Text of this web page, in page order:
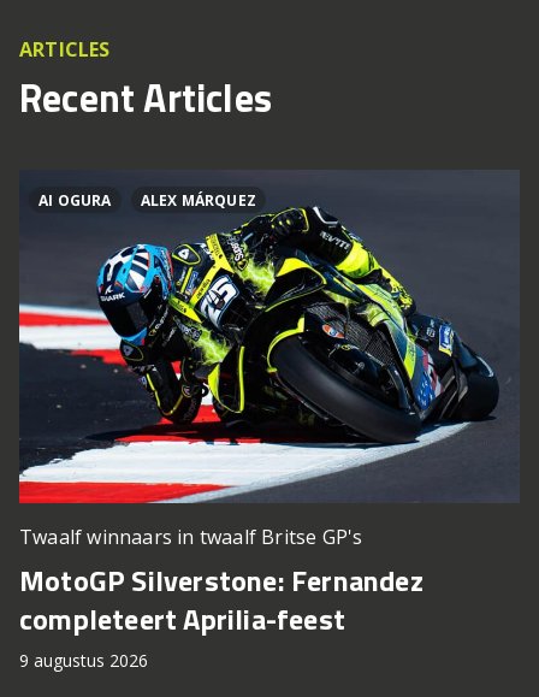
ARTICLES
Recent Articles
AI OGURA ALEX MÁRQUEZ
Twaalf winnaars in twaalf Britse GP's
MotoGP Silverstone: Fernandez
completeert Aprilia-feest
9 augustus 2026